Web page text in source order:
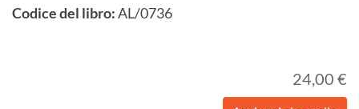
Codice del libro:AL/0736
24,00 €